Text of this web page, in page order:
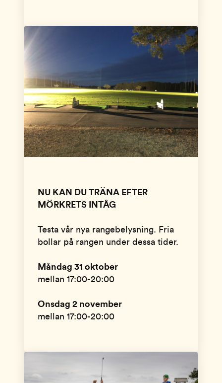
NU KAN DU TRÄNA EFTER
MÖRKRETS INTÅG
Testa vår nya rangebelysning. Fria
bollar på rangen under dessa tider.
Måndag 31 oktober
mellan 17:00-20:00
Onsdag 2 november
mellan 17:00-20:00